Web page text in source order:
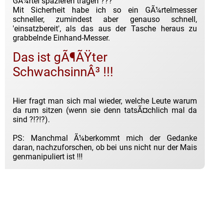
Mit Sicherheit habe ich so ein GÃ¼rtelmesser
schneller, zumindest aber genauso schnell,
'einsatzbereit', als das aus der Tasche heraus zu
grabbelnde Einhand-Messer.
Das ist gÃ¶ÃŸter
SchwachsinnÂ³ !!!
Hier fragt man sich mal wieder, welche Leute warum
da rum sitzen (wenn sie denn tatsÃ¤chlich mal da
sind ?!?!?).
PS: Manchmal Ã¼berkommt mich der Gedanke
daran, nachzuforschen, ob bei uns nicht nur der Mais
genmanipuliert ist !!!